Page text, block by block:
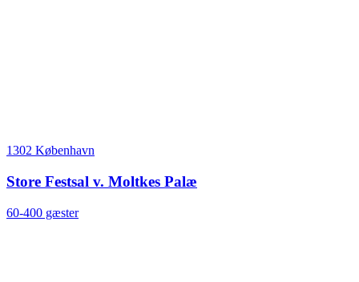
1302 København
Store Festsal v. Moltkes Palæ
60-400 gæster